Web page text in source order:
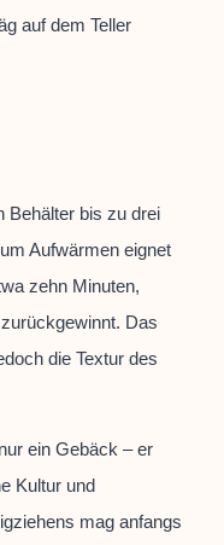
auf dem Teller
Behälter bis zu drei
Aufwärmen eignet
zehn Minuten,
Das
die Textur des
ein Gebäck – er
Kultur und
mag anfangs